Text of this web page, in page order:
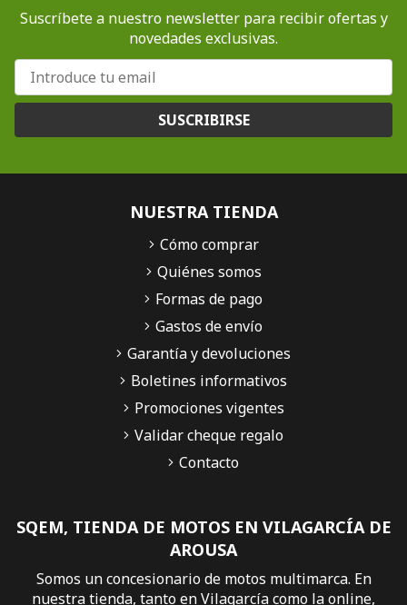
Suscríbete a nuestro newsletter para recibir ofertas y
novedades exclusivas.
SUSCRIBIRSE
SQEM, TIENDA DE MOTOS EN VILAGARCÍA DE
AROUSA
Somos un concesionario de motos multimarca. En
nuestra tienda, tanto en Vilagarcía como la online,
NUESTRA TIENDA
Cómo comprar
Quiénes somos
Formas de pago
Gastos de envío
Garantía y devoluciones
Boletines informativos
Promociones vigentes
Validar cheque regalo
Contacto